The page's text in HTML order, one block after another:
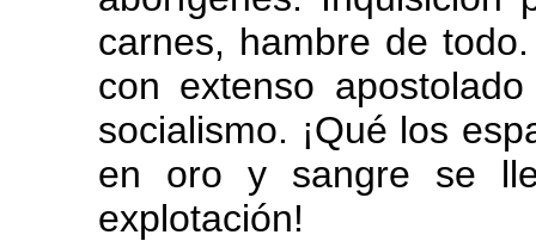
carnes, hambre de
con extenso
socialismo. ¡Qué los
en oro y sangre se
explotación!